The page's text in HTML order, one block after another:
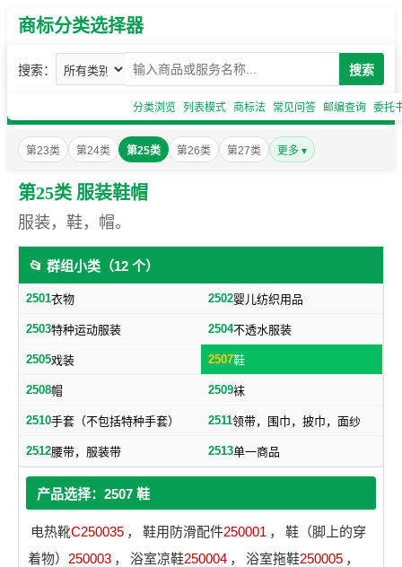
商标分类选择器
搜索： 搜索
分类浏览 列表模式 商标法 常见问答 邮编查询 委托
第23类 第24类 第25类 第26类 第27类 更多 ▾
第25类 服装鞋帽
服装，鞋，帽。
📂 群组小类（12 个）
2501衣物 2502婴儿纺织用品
2503特种运动服装 2504不透水服装
2505戏装 2507鞋
2508帽 2509袜
2510手套（不包括特种手套） 2511领带，围巾，披巾，面纱
2512腰带，服装带 2513单一商品
产品选择：2507 鞋
电热靴C250035 ， 鞋用防滑配件250001 ，
鞋（脚上的穿
着物） 250003 ， 浴室凉鞋250004 ， 浴室拖鞋250005 ，